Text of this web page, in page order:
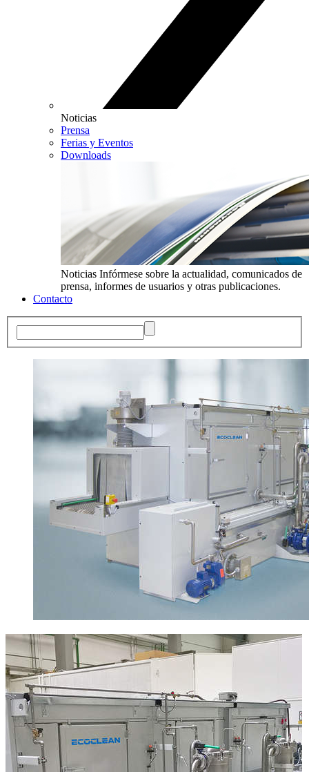
Noticias
Prensa
Ferias y Eventos
Downloads
Noticias Infórmese sobre la actualidad, comunicados de
prensa, informes de usuarios y otras publicaciones.
Contacto